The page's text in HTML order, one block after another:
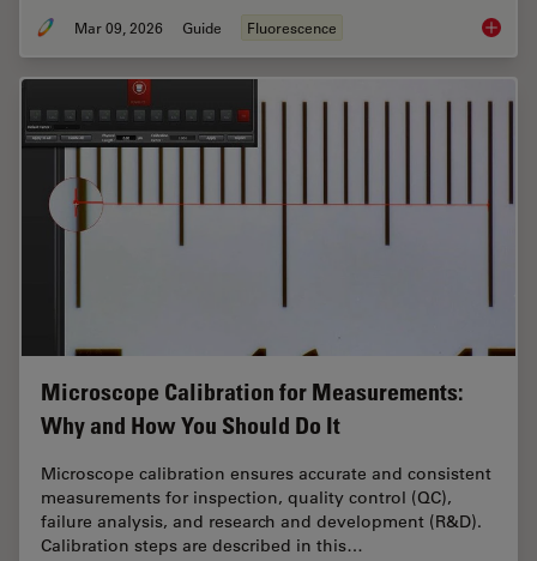
Mar 09, 2026 Guide Fluorescence A
Microscope Calibration for Measurements:
Why and How You Should Do It
Microscope calibration ensures accurate and consistent
measurements for inspection, quality control (QC),
failure analysis, and research and development (R&D).
Calibration steps are described in this…